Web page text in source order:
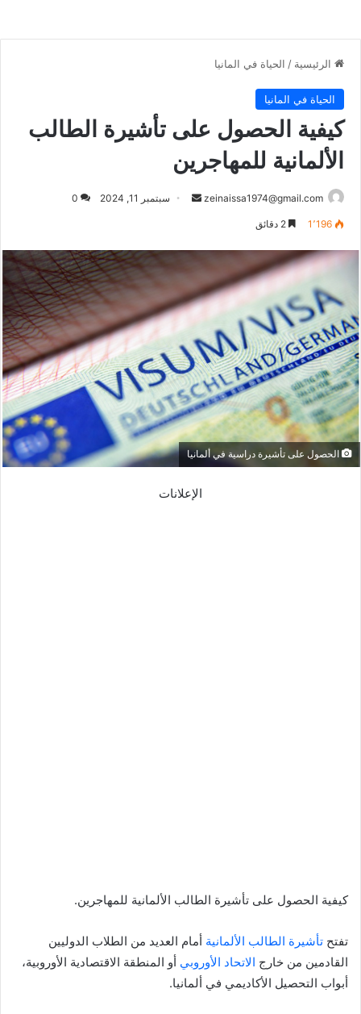
الرئيسية / الحياة في المانيا
الحياة في المانيا
كيفية الحصول على تأشيرة الطالب
الألمانية للمهاجرين
zeinaissa1974@gmail.com
أرسل سبتمبر 11, 2024 0
1٬196
الحصول على تأشيرة دراسية في ألمانيا
الإعلانات
كيفية الحصول على تأشيرة الطالب الألمانية للمهاجرين.
تفتح تأشيرة الطالب الألمانية أمام العديد من الطلاب الدوليين
القادمين من خارج الاتحاد الأوروبي أو المنطقة الاقتصادية الأوروبية،
أبواب التحصيل الأكاديمي في ألمانيا.